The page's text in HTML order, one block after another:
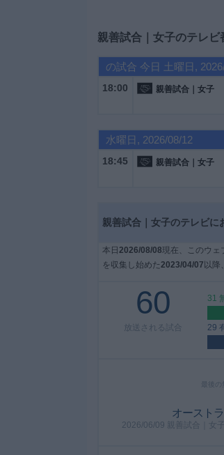
親善試合｜女子のテレ
の試合 今日 土曜日,
18:00 親善試合｜女子
水曜日, 2026/08/12
18:45 親善試合｜女子
親善試合｜女子のテレビに
本日 2026/08/08現在、このウェ
を収集し始めた2023/04/07 以降
60
放送される試合
31
29
最後
オースト
2026/06/09 親善試合｜女